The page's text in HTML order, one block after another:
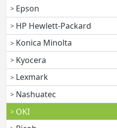
Epson
HP Hewlett-Packard
Konica Minolta
Kyocera
Lexmark
Nashuatec
OKI